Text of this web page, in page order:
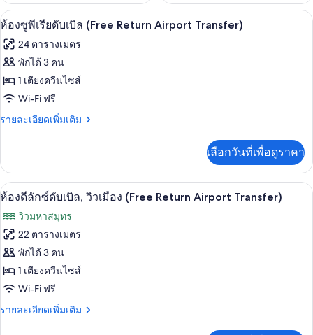
เปิด
ภาพถ่าย
ทั้งหมด
ของ
ห้อง
ซู
เรียดั
บเบิล
(Free
Return
Airport
Transfer)
ห้องซูพีเรียดับเบิล (Free Return
6
ห้องซูพีเรียดับเบิล (Free Return Airport Transfer)
24 ตารางเมตร
พักได้ 3 คน
1 เตียงควีนไซส์
Wi-Fi ฟรี
รายละเอียดเพิ่มเติม
ราย
เกี่ยว
กับ
ห้อง
พี
เรียดั
บเบิล
(Free
Return
Airport
Transfer)
เลือกวันที่เพื่อดูราคา
เปิด
ภาพถ่าย
ทั้งหมด
ของ
ห้อง
ดี
ลัก
ห้องดีลักซ์ดับเบิล, วิวเมือง (Free
10
ห้องดีลักซ์ดับเบิล, วิวเมือง (Free Return Airport Transfer)
วิวมหาสมุทร
22 ตารางเมตร
พักได้ 3 คน
1 เตียงควีนไซส์
Wi-Fi ฟรี
รายละเอียดเพิ่มเติม
ราย